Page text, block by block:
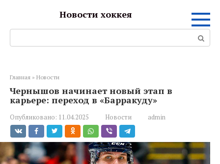
Новости хоккея
Поиск:
Главная » Новости
Чернышов начинает новый этап в
карьере: переход в «Барракуду»
Опубликовано: 11.04.2025 Новости admin